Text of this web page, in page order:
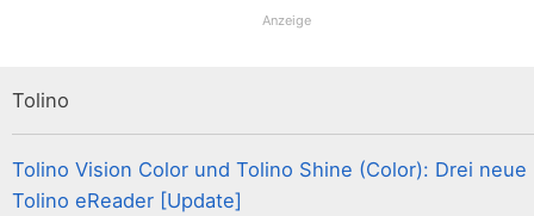
Anzeige
Tolino
Tolino Vision Color und Tolino Shine (Color): Drei neue
Tolino eReader [Update]